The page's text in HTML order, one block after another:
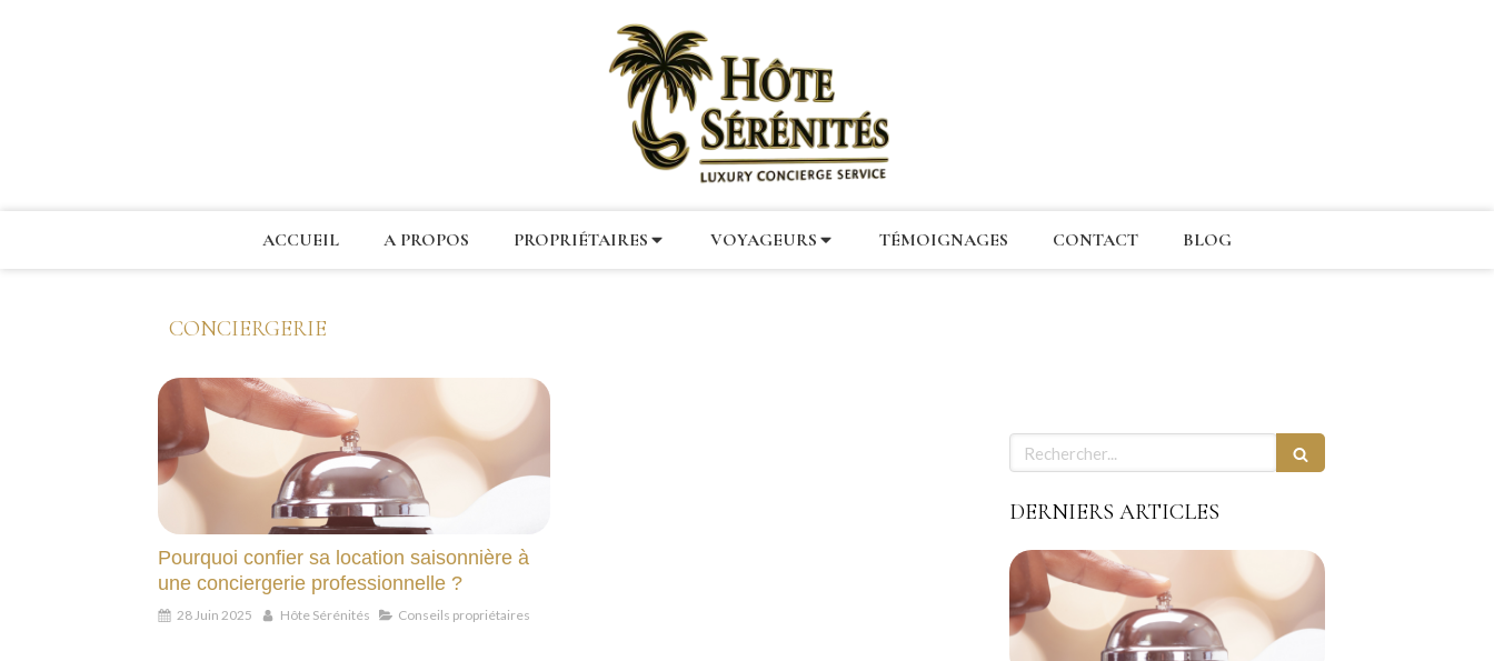
ACCUEIL A PROPOS PROPRIÉTAIRES VOYAGEURS TÉMOIGNAGES CONTACT BLOG
CONCIERGERIE
Pourquoi confier sa location saisonnière à
une conciergerie professionnelle ?
28 Juin 2025 Hôte Sérénités Conseils propriétaires
Rechercher
DERNIERS ARTICLES